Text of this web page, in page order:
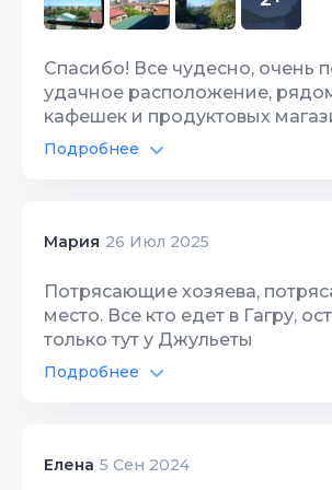
Спасибо! Все чудесно, очень
удачное расположение,
кафешек и продуктовых
удобно и быстро дойти до
пляжа. В пешей доступности
Подробнее
Мария 26 Июл 2025
Потрясающие хозяева,
место. Все кто едет в Гагру,
только тут у Джульеты
Подробнее
Елена 5 Сен 2024